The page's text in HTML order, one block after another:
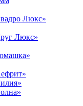
Люкс»
Люкс»